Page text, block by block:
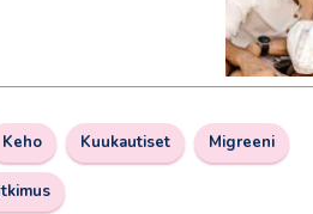
Keho Kuukautiset Migreeni